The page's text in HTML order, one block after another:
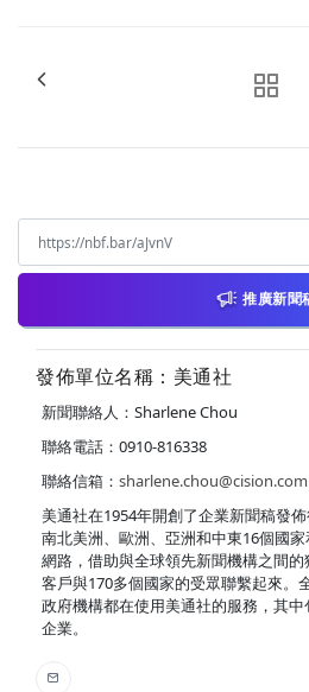
推廣新聞
發佈單位名稱：美通社
新聞聯絡人：Sharlene Chou
聯絡電話：0910-816338
聯絡信箱： sharlene.chou@cision.com
美通社在1954年開創了企業新聞稿發
南北美洲、歐洲、亞洲和中東16個國
網路，借助與全球領先新聞機構之間
客戶與170多個國家的受眾聯繫起來。
政府機構都在使用美通社的服務，其
企業。